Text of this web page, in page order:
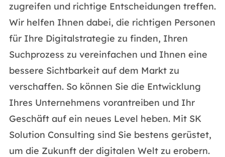
zugreifen und richtige Entscheidungen treffen.
Wir helfen Ihnen dabei, die richtigen Personen
für Ihre Digitalstrategie zu finden, Ihren
Suchprozess zu vereinfachen und Ihnen eine
bessere Sichtbarkeit auf dem Markt zu
verschaffen. So können Sie die Entwicklung
Ihres Unternehmens vorantreiben und Ihr
Geschäft auf ein neues Level heben. Mit SK
Solution Consulting sind Sie bestens gerüstet,
um die Zukunft der digitalen Welt zu erobern.